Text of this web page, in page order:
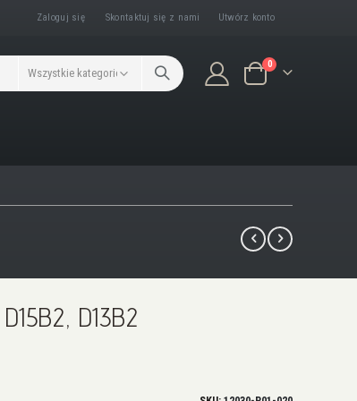
Zaloguj się Skontaktuj się z nami Utwórz konto
Koszyk
0produkty/ów
D13B2